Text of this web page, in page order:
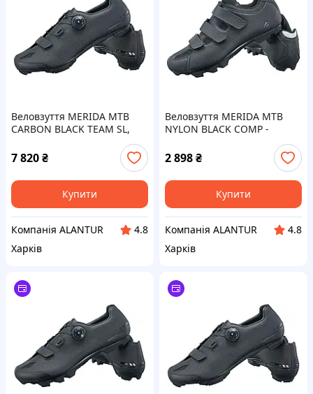
Веловзуття MERIDA MTB
CARBON BLACK TEAM SL,
карбонова підошва,
вентиляція.
7 820₴
Купити
Компанія ALANTUR
4.8
Харків
Веловзуття MERIDA MTB
NYLON BLACK COMP -
2 898₴
Купити
Компанія ALANTUR
4.8
Харків